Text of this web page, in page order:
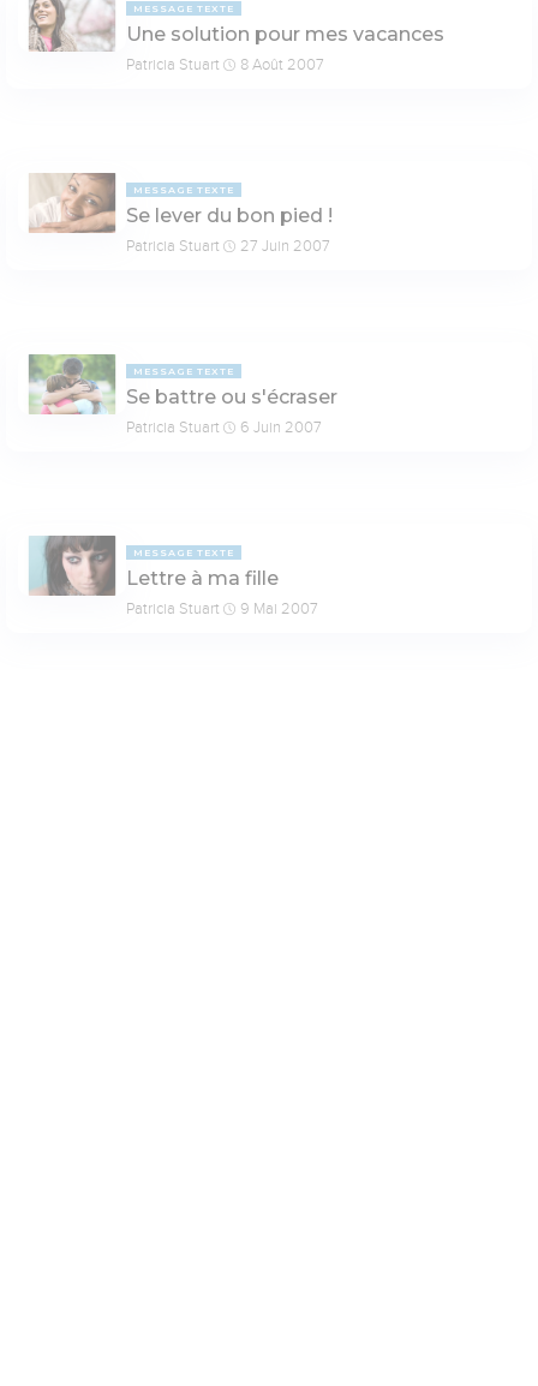
MESSAGE TEXTE
Une solution pour mes vacances
Patricia Stuart 8 Août 2007
MESSAGE TEXTE
Se lever du bon pied !
Patricia Stuart 27 Juin 2007
MESSAGE TEXTE
Se battre ou s'écraser
Patricia Stuart 6 Juin 2007
MESSAGE TEXTE
Lettre à ma fille
Patricia Stuart 9 Mai 2007